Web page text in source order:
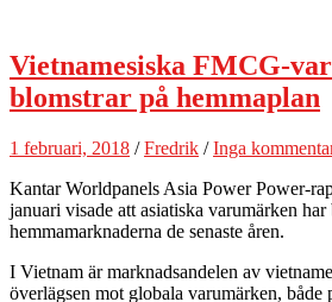
Vietnamesiska FMCG-
blomstrar på hemmaplan
1 februari, 2018 /Fredrik /Inga
Kantar Worldpanels Asia Power Power-
januari visade att asiatiska varumärken har
hemmamarknaderna de senaste åren.
I Vietnam är marknadsandelen av
överlägsen mot globala varumärken, både